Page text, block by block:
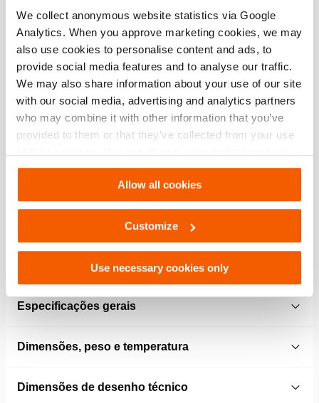
We collect anonymous website statistics via Google
Analytics. When you approve marketing cookies, we may
also use cookies to personalise content and ads, to
provide social media features and to analyse our traffic.
We may also share information about your use of our site
with our social media, advertising and analytics partners
who may combine it with other information that you’ve
provided to them or that they’ve collected from your use
Settings. See ourcookiestatement.
Allow all cookies
Customize
Use necessary cookies only
Especificações
Detalhes
101.002.805
Especificações básicas
Especificações gerais
Dimensões, peso e temperatura
Dimensões de desenho técnico